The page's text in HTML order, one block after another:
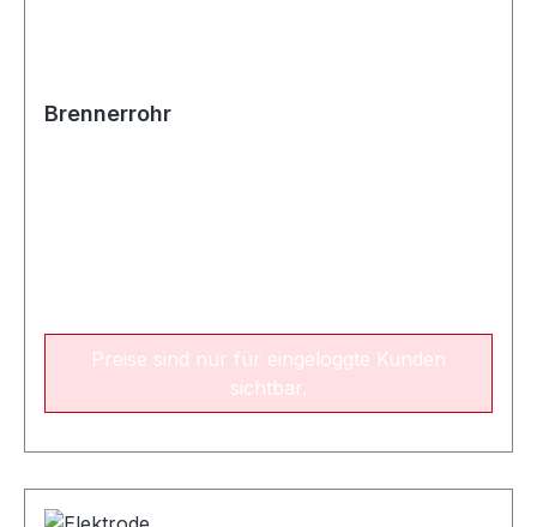
Brennerrohr
Preise sind nur für eingeloggte Kunden
sichtbar.